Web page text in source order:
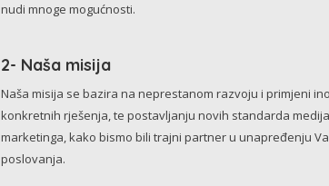
nudi mnoge mogućnosti.
2- Naša misija
Naša misija se bazira na neprestanom razvoju i primjeni
konkretnih rješenja, te postavljanju novih standarda
marketinga, kako bismo bili trajni partner u unapređenju
poslovanja.